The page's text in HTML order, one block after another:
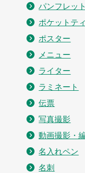
パンフレッ
ポケットテ
ポスター
メニュー
ライター
ラミネート
伝票
写真撮影
動画撮影・
名入れペン
名刺